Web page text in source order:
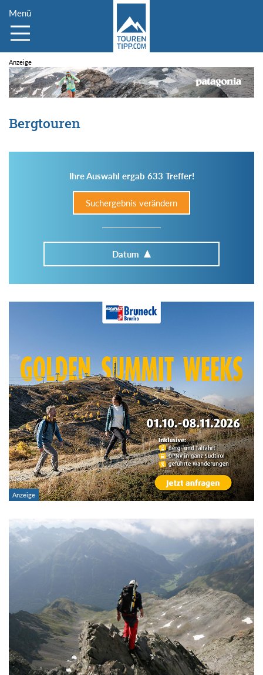
Menü
Bergtouren
Ihre Auswahl ergab 633 Treffer!
Suchergebnis verändern
Datum
Im Tourenarchiv suchen
Region:
Gebirge:
Art der Tour:
Schwierigkeitsgrad:
bis
Kondition (Tourdauer):
bis
Suchbegriff: